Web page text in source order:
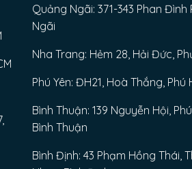
Quảng Ngãi: 371-343 Phan
Ngãi
Nha Trang: Hẻm 28, Hải Đức,
Phú Yên: ĐH21, Hoà Thắng, Phú
Bình Thuận: 139 Nguyễn Hội,
Bình Thuận
Bình Định: 43 Phạm Hồng Thái,